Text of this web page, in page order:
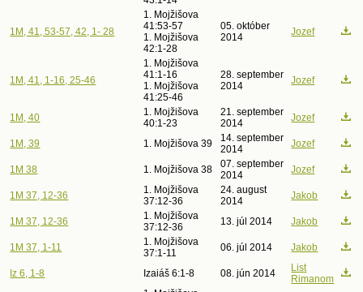
1M, 41, 53-57, 42, 1- 28
1. Mojžišova
41:53-57
1. Mojžišova
42:1-28
05. október
2014
Jozef
1M, 41, 1-16, 25-46
1. Mojžišova
41:1-16
1. Mojžišova
41:25-46
28. september
2014
Jozef
1M, 40
1. Mojžišova
40:1-23
21. september
2014
Jozef
1M, 39 1. Mojžišova 39
14. september
2014
Jozef
1M 38 1. Mojžišova 38
07. september
2014
Jozef
1M 37, 12-36
1. Mojžišova
37:12-36
24. august
2014
Jakob
1M 37, 12-36
1. Mojžišova
37:12-36
13. júl 2014 Jakob
1M 37, 1-11
1. Mojžišova
37:1-11
06. júl 2014 Jakob
Iz 6, 1-8 Izaiáš 6:1-8 08. jún 2014
List
Rimanom